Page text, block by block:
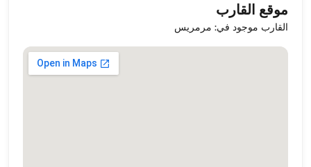
موقع القارب
القارب موجود في: مرمريس